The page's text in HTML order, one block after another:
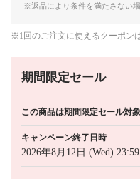
※返品により条件を満たさない
※1回のご注文に使えるクーポン
期間限定セール
この商品は期間限定セール対象
キャンペーン終了日時
2026年8月12日 (Wed) 23:59